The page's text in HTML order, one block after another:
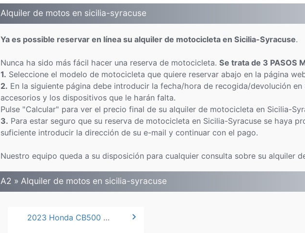
Alquiler de motos en sicilia-syracuse
Ya es possible reservar en línea su alquiler de motocicleta en Sicilia-Syracuse.
Nunca ha sido más fácil hacer una reserva de motocicleta. Se trata de 3 PASOS
1. Seleccione el modelo de motocicleta que quiere reservar abajo en la página
2. En la siguiente página debe introducir la fecha/hora de recogida/devolución
accesorios y los dispositivos que le harán falta.
Pulse "Calcular" para ver el precio final de su alquiler de motocicleta en Sicilia-
3. Para estar seguro que su reserva de motocicleta en Sicilia-Syracuse se haya
suficiente introducir la dirección de su e-mail y continuar con el pago.
Nuestro equipo queda a su disposición para cualquier consulta sobre su alquiler
A2 » Alquiler de motos en sicilia-syracuse
2023 Honda CB500 A2.*. chevron_right